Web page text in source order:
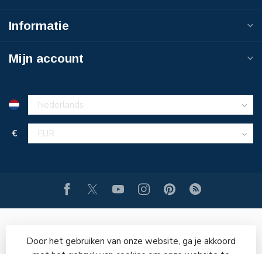
Informatie
Mijn account
€
Door het gebruiken van onze website, ga je akkoord